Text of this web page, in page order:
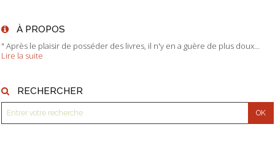
À PROPOS
" Après le plaisir de posséder des livres, il n'y en a guère de plus doux...
Lire la suite
RECHERCHER